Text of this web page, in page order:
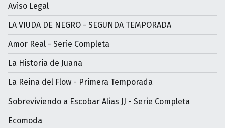
Aviso Legal
LA VIUDA DE NEGRO - SEGUNDA TEMPORADA
Amor Real - Serie Completa
La Historia de Juana
La Reina del Flow - Primera Temporada
Sobreviviendo a Escobar Alias JJ - Serie Completa
Ecomoda